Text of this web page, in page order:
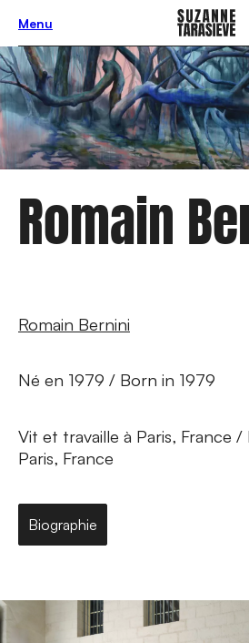
Menu
Romain
Romain Bernini
Né en 1979 / Born in 1979
Vit et travaille à Paris, France /
Paris, France
Biographie